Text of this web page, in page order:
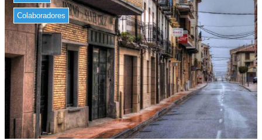
Colaboradores